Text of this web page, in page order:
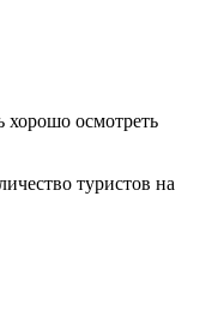
хорошо осмотреть
туристов на